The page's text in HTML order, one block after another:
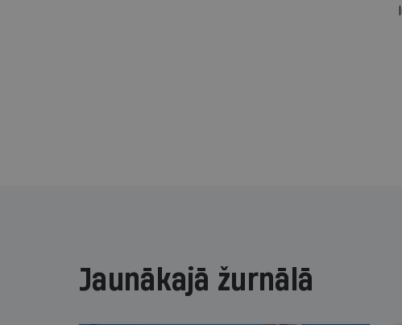
Jaunākajā žurnālā